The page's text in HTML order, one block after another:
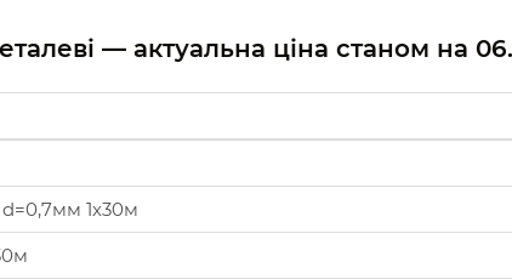
— актуальна ціна станом на
d=0,7мм 1х30м